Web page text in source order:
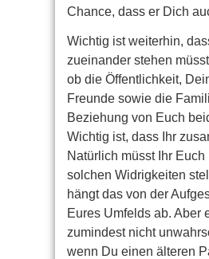
Chance, dass er Dich
Wichtig ist weiterhin,
zueinander stehen
ob die Öffentlichkeit,
Freunde sowie die
Beziehung von Euch
Wichtig ist, dass Ihr
Natürlich müsst Ihr Euch
solchen Widrigkeiten
hängt das von der
Eures Umfelds ab. Aber
zumindest nicht
wenn Du einen älteren